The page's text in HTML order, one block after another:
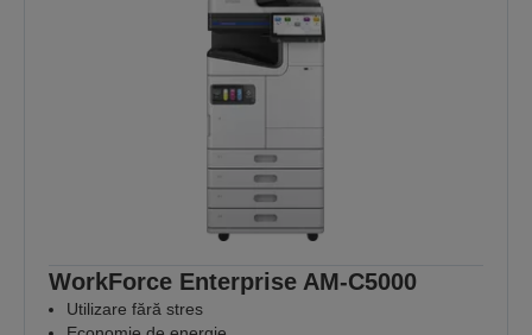
WorkForce Enterprise AM-C5000
Utilizare fără stres